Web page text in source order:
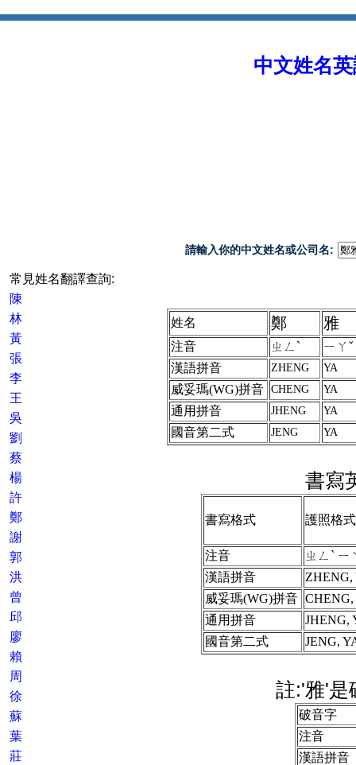
中文姓名
常見姓名翻譯查詢:
陳
林
黃
張
李
王
吳
劉
蔡
楊
許
鄭
謝
郭
洪
曾
邱
廖
賴
周
徐
蘇
葉
莊
請輸入你的中文姓名或公司名:
姓名 鄭 雅
注音 ㄓㄥˋ
ㄧㄚˇ
漢語拼音
ZHENG YA
威妥瑪(WG)拼音 CHENG YA
通用拼音 JHENG YA
國音第二式 JENG YA
書寫
書寫格式 護照格式
注音
ㄓㄥˋ ㄧ
漢語拼音
ZHENG,
威妥瑪(WG)拼音
通用拼音
JHENG,
國音第二式
JENG,
註:'雅'是
破音字
注音
漢語拼音